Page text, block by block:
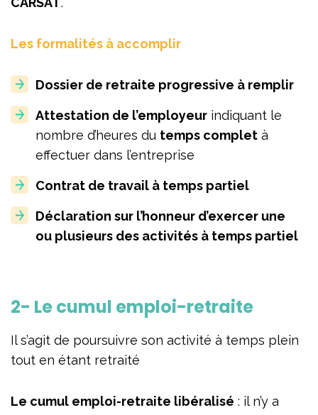
Les formalités à accomplir
Dossier de retraite progressive à remplir
Attestation de l’employeur indiquant le
nombre d’heures du temps complet à
effectuer dans l’entreprise
Contrat de travail à temps partiel
Déclaration sur l’honneur d’exercer une
ou plusieurs des activités à temps partiel
2- Le cumul emploi-retraite
Il s’agit de poursuivre son activité à temps plein
tout en étant retraité
Le cumul emploi-retraite libéralisé : il n’y a